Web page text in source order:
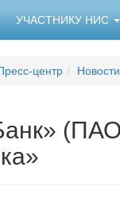
УЧАСТНИКУ НИС
центр Новости